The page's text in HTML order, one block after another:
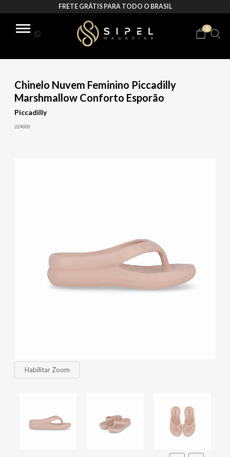
FRETE GRÁTIS PARA TODO O BRASIL
0
Chinelo Nuvem Feminino Piccadilly
Marshmallow Conforto Esporão
Piccadilly
224003
Habilitar Zoom